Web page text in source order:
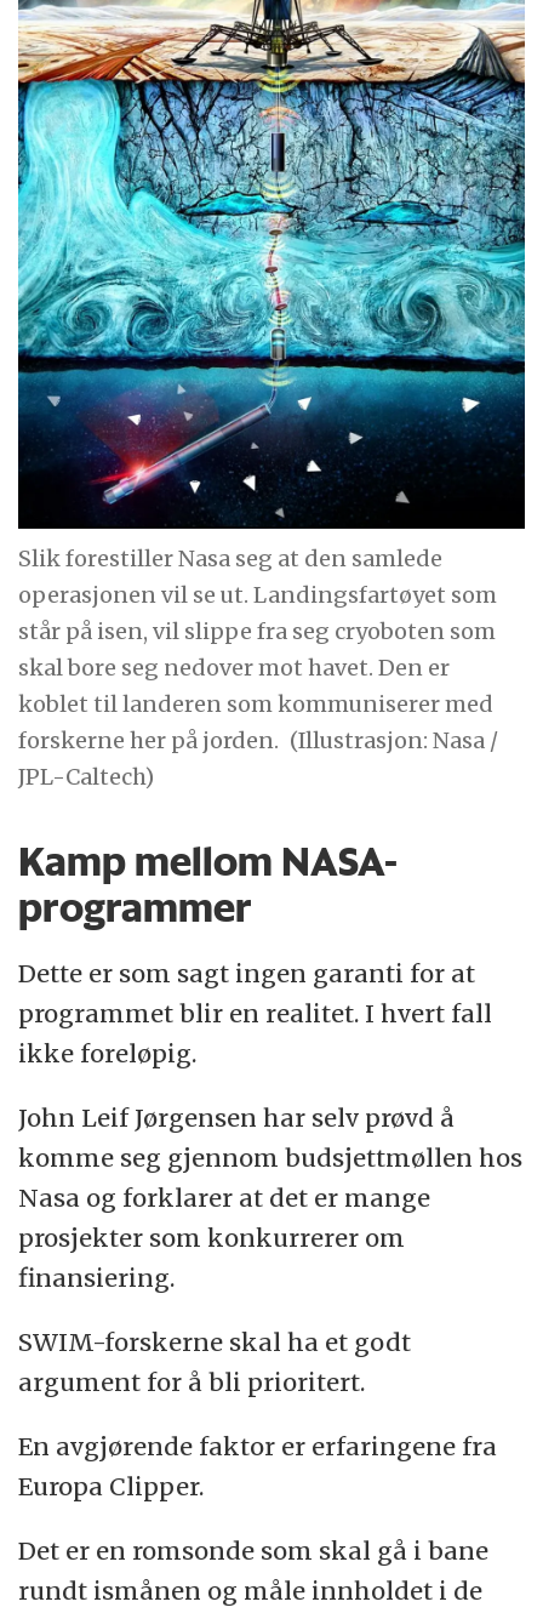
Slik forestiller Nasa seg at den samlede
operasjonen vil se ut. Landingsfartøyet som
står på isen, vil slippe fra seg cryoboten som
skal bore seg nedover mot havet. Den er
koblet til landeren som kommuniserer med
forskerne her på jorden. (Illustrasjon: Nasa /
JPL-Caltech)
Kamp mellom NASA-
programmer
Dette er som sagt ingen garanti for at
programmet blir en realitet. I hvert fall
ikke foreløpig.
John Leif Jørgensen har selv prøvd å
komme seg gjennom budsjettmøllen hos
Nasa og forklarer at det er mange
prosjekter som konkurrerer om
finansiering.
SWIM-forskerne skal ha et godt
argument for å bli prioritert.
En avgjørende faktor er erfaringene fra
Europa Clipper.
Det er en romsonde som skal gå i bane
rundt ismånen og måle innholdet i de